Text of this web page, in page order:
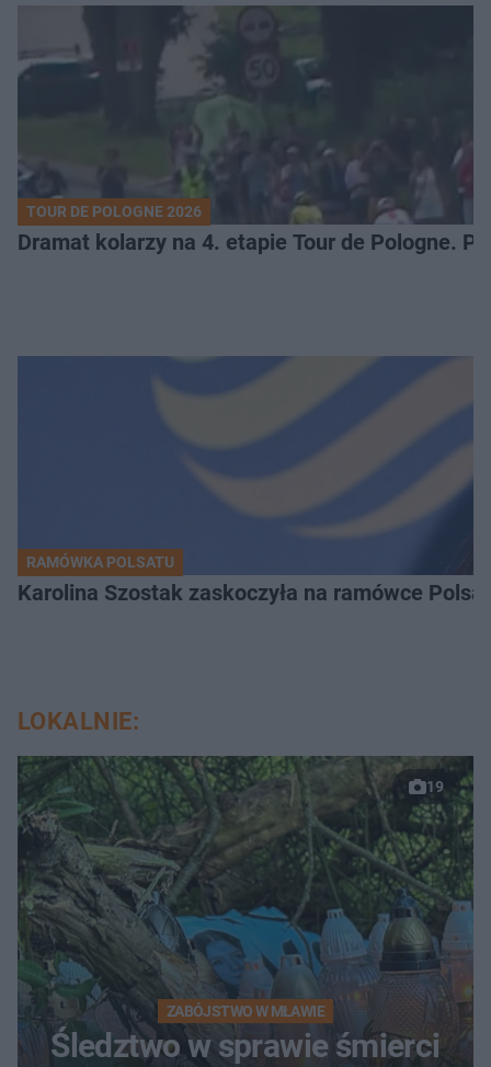
TOUR DE POLOGNE 2026
Dramat kolarzy na 4. etapie Tour de Pologne.
RAMÓWKA POLSATU
Karolina Szostak zaskoczyła na ramówce
LOKALNIE:
19
ZABÓJSTWO W MŁAWIE
Śledztwo w sprawie śmierci